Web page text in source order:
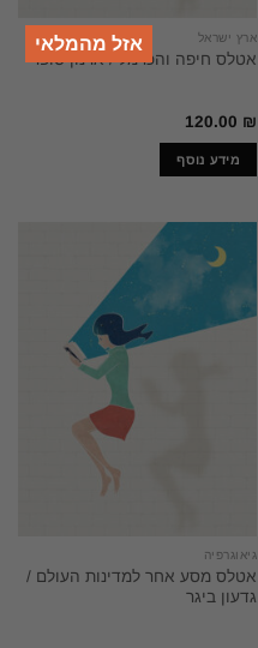
אזל מהמלאי ארץ ישראל
אטלס חיפה והכרמל / ארנון סופר
120.00 ₪
מידע נוסף
גיאוגרפיה
אטלס מסע אחר למדינות העולם /
גדעון ביגר